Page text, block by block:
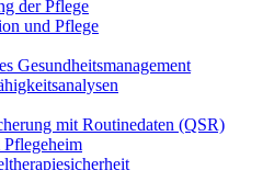
der Pflege
und Pflege
Gesundheitsmanagement
mit Routinedaten (QSR)